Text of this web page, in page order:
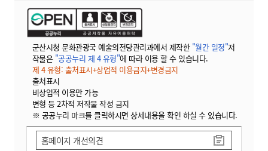
군산시청 문화관광국 예술의전당관리과에서 제작한 "월간 일정"저
작물은 "공공누리 제 4 유형"에 따라 이용 할 수 있습니다.
제 4 유형: 출처표시+상업적 이용금지+변경금지
출처표시
비상업적 이용만 가능
변형 등 2차적 저작물 작성 금지
※ 공공누리 마크를 클릭하시면 상세내용을 확인 하실 수 있습니다.
홈페이지 개선의견